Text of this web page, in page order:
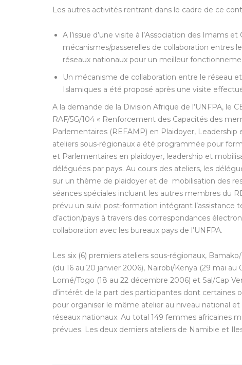
Les autres activités rentrant dans le cadre de ce
A l’issue d’une visite à l’Association des Imams
mécanismes/passerelles de collaboration entres
réseaux nationaux pour un meilleur
Un mécanisme de collaboration entre le réseau
Islamiques a été proposé après une visite
A la demande de la Division Afrique de l’UNFPA, le
RAF/5G/104 « Renforcement des Capacités des
Parlementaires (REFAMP) en Plaidoyer,
ateliers sous-régionaux a été programmée pour
et Parlementaires en plaidoyer, leadership et
déléguées par pays. Au cours des ateliers, les
sur un thème de plaidoyer et de mobilisation des
séances spéciales incluant les autres membres du
prévu un suivi post-formation intégrant l’assistance
d’action/pays à travers des correspondances
collaboration avec les bureaux pays de l’UNFPA.
Les six (6) premiers ateliers sous-régionaux,
(du 16 au 20 janvier 2006), Nairobi/Kenya (29 mai au
Lomé/Togo (18 au 22 décembre 2006) et Sal/Cap
d’intérêt de la part des participantes dont certaines
pour organiser le même atelier au niveau national
réseaux nationaux. Au total 149 femmes africaines
prévues. Les deux derniers ateliers de Namibie et